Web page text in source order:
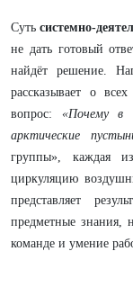
Суть системно-
не дать готовый
найдёт решение.
рассказывает о
вопрос: «Почему в
арктические
группы», каждая
циркуляцию
представляет
предметные знания,
команде и умение